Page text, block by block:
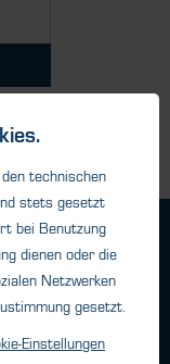
technischen
stets gesetzt
bei Benutzung
dienen oder die
Netzwerken
gesetzt.
Einstellungen